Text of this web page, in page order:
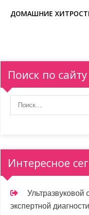
ДОМАШНИЕ
Поиск по сайту
Интересное
Ультразвуковой
экспертной